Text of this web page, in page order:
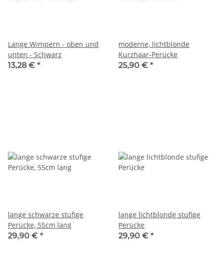
Lange Wimpern - oben und
unten - Schwarz
13,28 € *
moderne, lichtblonde
Kurzhaar-Perücke
25,90 € *
lange schwarze stufige
Perücke, 55cm lang
29,90 € *
lange lichtblonde stufige
Perücke
29,90 € *